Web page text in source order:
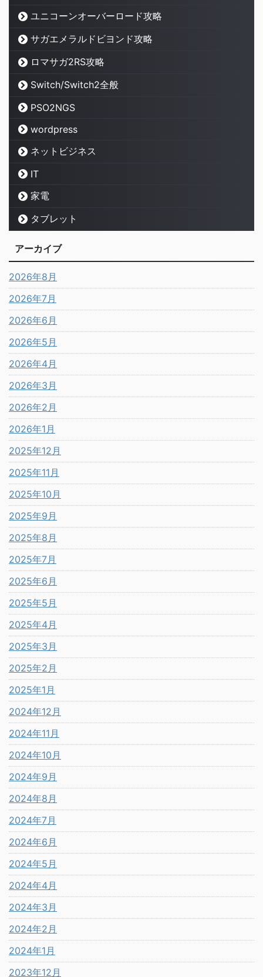
ユニコーンオーバーロード攻略
サガエメラルドビヨンド攻略
ロマサガ2RS攻略
Switch/Switch2全般
PSO2NGS
wordpress
ネットビジネス
IT
家電
タブレット
アーカイブ
2026年8月
2026年7月
2026年6月
2026年5月
2026年4月
2026年3月
2026年2月
2026年1月
2025年12月
2025年11月
2025年10月
2025年9月
2025年8月
2025年7月
2025年6月
2025年5月
2025年4月
2025年3月
2025年2月
2025年1月
2024年12月
2024年11月
2024年10月
2024年9月
2024年8月
2024年7月
2024年6月
2024年5月
2024年4月
2024年3月
2024年2月
2024年1月
2023年12月